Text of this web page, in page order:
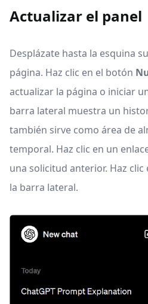
Actualizar el panel
Desplázate hasta la esquina
página. Haz clic en el botón
actualizar la página o iniciar
barra lateral muestra un
también sirve como área de
temporal. Haz clic en un
una solicitud anterior. Haz
la barra lateral.